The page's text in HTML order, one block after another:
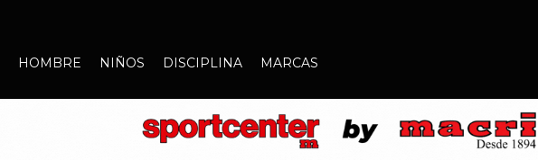
HOMBRE NIÑOS DISCIPLINA MARCAS